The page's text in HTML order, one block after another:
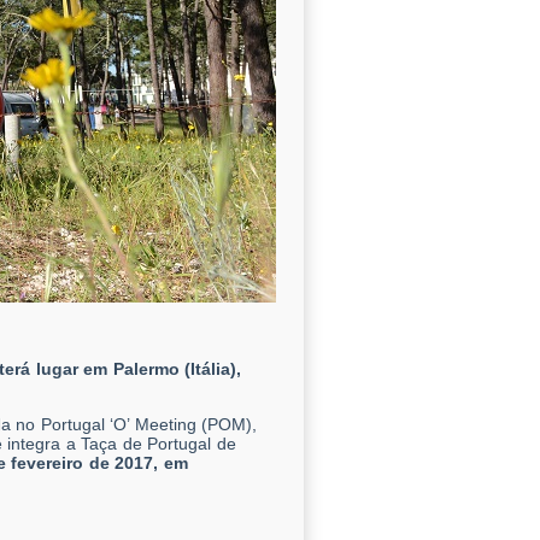
lugar em Palermo (Itália),
no Portugal ‘O’ Meeting (POM),
a Taça de Portugal de
fevereiro de 2017, em